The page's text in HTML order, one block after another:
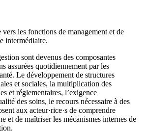
les fonctions de management et de
intermédiaire.
sont devenus des composantes
assurées quotidiennement par les
Le développement de structures
et sociales, la multiplication des
et réglementaires, l’exigence
des soins, le recours nécessaire à des
aux acteur·rice·s de comprendre
et de maîtriser les mécanismes internes de